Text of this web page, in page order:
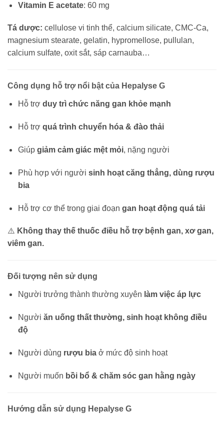
Vitamin E acetate: 60 mg
Tá dược: cellulose vi tinh thể, calcium silicate, CMC-Ca,
magnesium stearate, gelatin, hypromellose, pullulan,
calcium sulfate, oxit sắt, sáp carnauba…
Công dụng hỗ trợ nổi bật của Hepalyse G
Hỗ trợ duy trì chức năng gan khỏe mạnh
Hỗ trợ quá trình chuyển hóa & đào thải
Giúp giảm cảm giác mệt mỏi, nặng người
Phù hợp với người sinh hoạt căng thẳng, dùng rượu
bia
Hỗ trợ cơ thể trong giai đoạn gan hoạt động quá tải
⚠️ Không thay thế thuốc điều hỗ trợ bệnh gan, xơ gan,
viêm gan.
Đối tượng nên sử dụng
Người trưởng thành thường xuyên làm việc áp lực
Người ăn uống thất thường, sinh hoạt không điều
độ
Người dùng rượu biaở mức độ sinh hoạt
Người muốn bồi bổ & chăm sóc gan hằng ngày
Hướng dẫn sử dụng Hepalyse G